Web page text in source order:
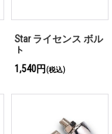
Star ライセンス ボル
ト
1,540円 (税込)